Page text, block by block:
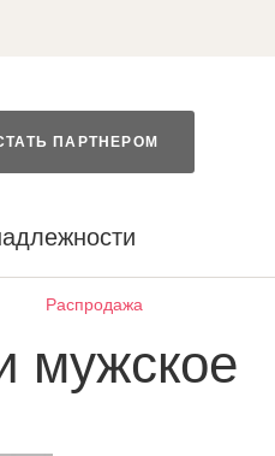
ПАРТНЕРОМ
Распродажа
мужское